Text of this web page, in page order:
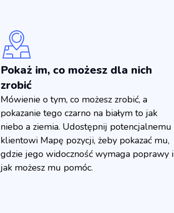
Pokaż im, co możesz dla nich
zrobić
Mówienie o tym, co możesz zrobić, a
pokazanie tego czarno na białym to jak
niebo a ziemia. Udostępnij potencjalnemu
klientowi Mapę pozycji, żeby pokazać mu,
gdzie jego widoczność wymaga poprawy i
jak możesz mu pomóc.